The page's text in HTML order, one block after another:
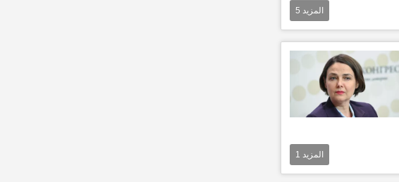
المزيد 5
المزيد 1